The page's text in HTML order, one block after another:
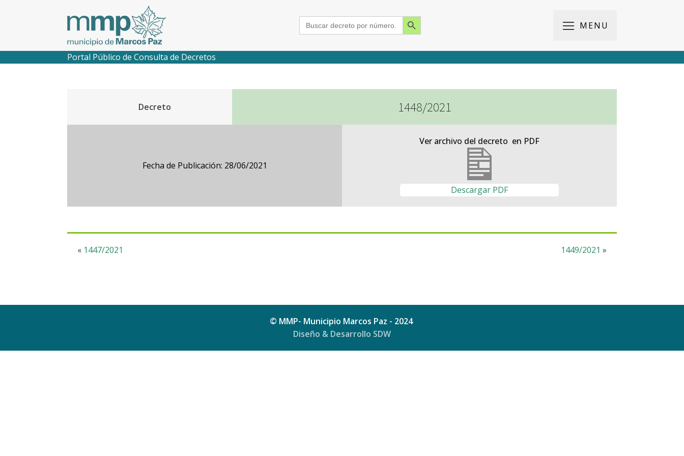
Search
for:
Search Button
MENU
2018
2017
2016
2015
Portal Público de Consulta de Decretos
Decreto 1448/2021
Fecha de Publicación: 28/06/2021
Ver archivo del decreto en PDF
Descargar PDF
« 1447/2021 1449/2021 »
© MMP- Municipio Marcos Paz - 2024
Diseño & Desarrollo SDW